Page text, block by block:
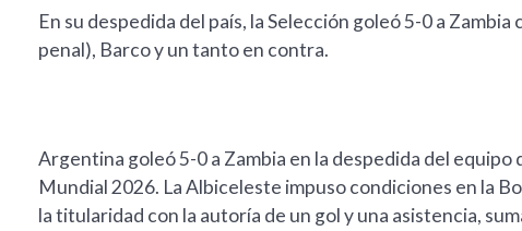
En su despedida del país, la Selección goleó 5-0 a
penal), Barco y un tanto en contra.
Argentina goleó 5-0 a Zambia en la despedida del equipo
Mundial 2026. La Albiceleste impuso condiciones en la
la titularidad con la autoría de un gol y una asistencia,